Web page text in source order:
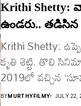
Krithi Shetty:
ఉండ‌రు..
Krithi Shetty:
కృతి శెట్టి. తొలి
2019లో వచ్చిన
BYMURTHYFILMY JULY 22,